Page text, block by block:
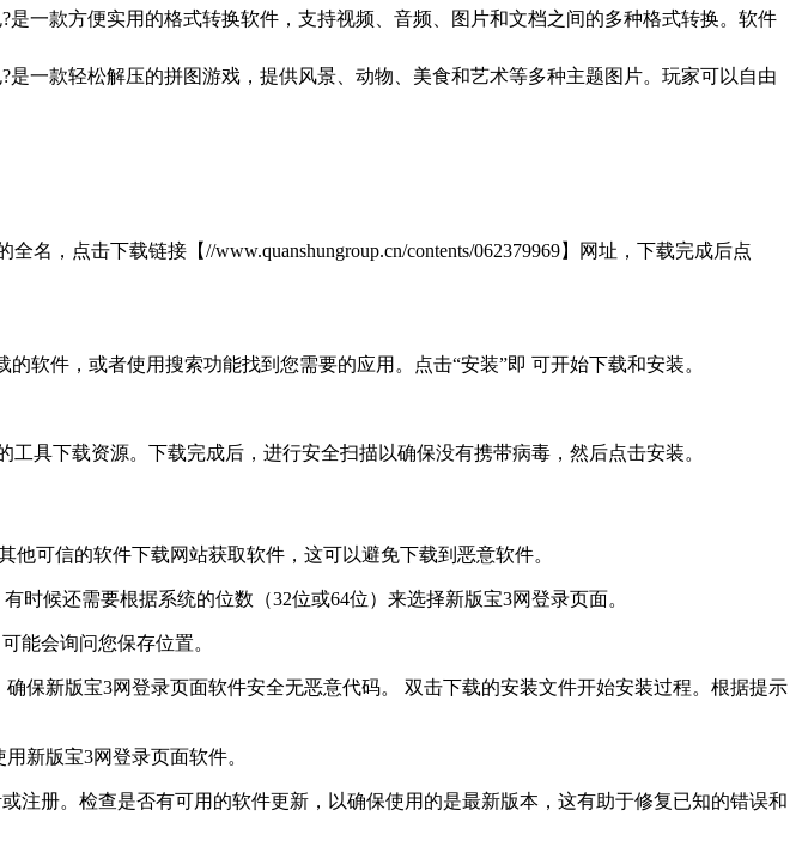
是一款方便实用的格式转换软件，支持视频、音频、图片和文档之间的多种格式转换。软件
是一款轻松解压的拼图游戏，提供风景、动物、美食和艺术等多种主题图片。玩家可以自由
，点击下载链接【//www.quanshungroup.cn/contents/062379969】网址，下载完成后点
软件，或者使用搜索功能找到您需要的应用。点击“安装”即 可开始下载和安装。
具下载资源。下载完成后，进行安全扫描以确保没有携带病毒，然后点击安装。
可信的软件下载网站获取软件，这可以避免下载到恶意软件。
时候还需要根据系统的位数（32位或64位）来选择新版宝3网登录页面。
能会询问您保存位置。
保新版宝3网登录页面软件安全无恶意代码。 双击下载的安装文件开始安装过程。根据提示
新版宝3网登录页面软件。
册。检查是否有可用的软件更新，以确保使用的是最新版本，这有助于修复已知的错误和